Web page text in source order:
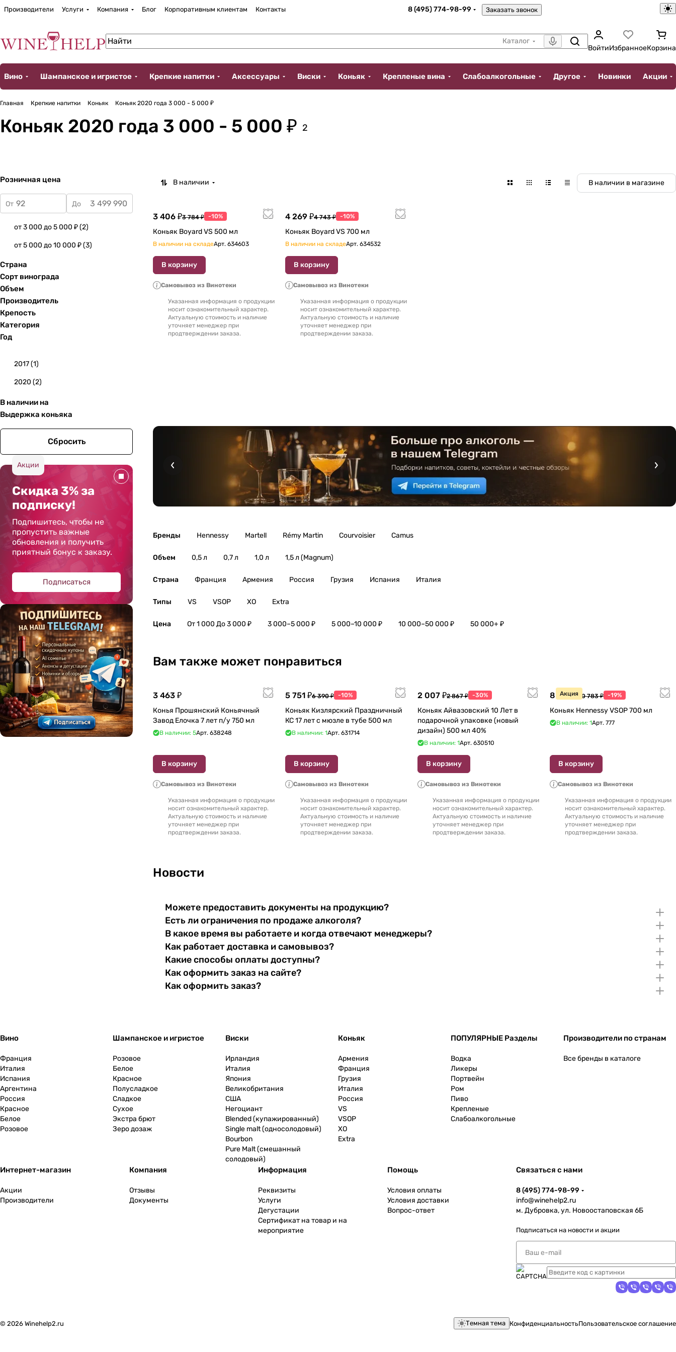
Производители Услуги Компания Блог Корпоративным клиентам Контакты 8 (495) 774-98-99 Заказать звонок
Каталог
ВойтиИзбранноеКорзина
Вино Шампанское и игристое Крепкие напитки Аксессуары Виски Коньяк Крепленые вина Слабоалкогольные Другое Новинки Акции
Главная Крепкие напитки Коньяк Коньяк 2020 года 3 000 - 5 000 ₽
Коньяк 2020 года 3 000 - 5 000 ₽ 2
Розничная цена
От До
от 3 000 до 5 000 ₽(2)
от 5 000 до 10 000 ₽(3)
Страна
Сорт винограда
Объем
Производитель
Крепость
Категория
Год
2017(1)
2020 (2)
В наличии на
Выдержка коньяка
Сбросить
Акции
Скидка 3% за
подписку!
Подпишитесь, чтобы не
пропустить важные
обновления и получить
приятный бонус к заказу.
Подписаться
В наличии В наличии в магазине
3 406 ₽3 784 ₽ -10%
Коньяк Boyard VS 500 мл
В наличии на складеАрт. 634603
В корзину
Самовывоз из Винотеки
Указанная информация о продукции
носит ознакомительный характер.
Актуальную стоимость и наличие
уточняет менеджер при
продтверждении заказа.
4 269 ₽4 743 ₽ -10%
Коньяк Boyard VS 700 мл
В наличии на складеАрт. 634532
В корзину
Самовывоз из Винотеки
Указанная информация о продукции
носит ознакомительный характер.
Актуальную стоимость и наличие
уточняет менеджер при
продтверждении заказа.
Бренды Hennessy Martell Rémy Martin Courvoisier Camus
Объем 0,5 л 0,7 л 1,0 л 1,5 л (Magnum)
Страна Франция Армения Россия Грузия Испания Италия
Типы VS VSOP XO Extra
Цена От 1 000 До 3 000 ₽ 3 000–5 000 ₽ 5 000–10 000 ₽ 10 000–50 000 ₽ 50 000+ ₽
Вам также может понравиться
3 463 ₽
Конья Прошянский Коньячный
Завод Елочка 7 лет п/у 750 мл
В наличии: 5Арт. 638248
В корзину
Самовывоз из Винотеки
Указанная информация о продукции
носит ознакомительный характер.
Актуальную стоимость и наличие
уточняет менеджер при
продтверждении заказа.
5 751 ₽6 390 ₽ -10%
Коньяк Кизлярский Праздничный
КС 17 лет с мюзле в тубе 500 мл
В наличии: 1Арт. 631714
В корзину
Самовывоз из Винотеки
Указанная информация о продукции
носит ознакомительный характер.
Актуальную стоимость и наличие
уточняет менеджер при
продтверждении заказа.
2 007 ₽2 867 ₽ -30%
Коньяк Айвазовский 10 Лет в
подарочной упаковке (новый
дизайн) 500 мл 40%
В наличии: 1Арт. 630510
В корзину
Самовывоз из Винотеки
Указанная информация о продукции
носит ознакомительный характер.
Актуальную стоимость и наличие
уточняет менеджер при
продтверждении заказа.
Акция
8 770 ₽ 10 783 ₽ -19%
Коньяк Hennessy VSOP 700 мл
В наличии: 1Арт. 777
В корзину
Самовывоз из Винотеки
Указанная информация о продукции
носит ознакомительный характер.
Актуальную стоимость и наличие
уточняет менеджер при
продтверждении заказа.
Новости
Можете предоставить документы на продукцию?
Есть ли ограничения по продаже алкоголя?
В какое время вы работаете и когда отвечают менеджеры?
Как работает доставка и самовывоз?
Какие способы оплаты доступны?
Как оформить заказ на сайте?
Как оформить заказ?
Вино
Франция
Италия
Испания
Аргентина
Россия
Красное
Белое
Розовое
Шампанское и игристое
Розовое
Белое
Красное
Полусладкое
Сладкое
Сухое
Экстра брют
Зеро дозаж
Виски
Ирландия
Италия
Япония
Великобритания
США
Негоциант
Blended (купажированный)
Single malt (односолодовый)
Bourbon
Pure Malt (смешанный
солодовый)
Коньяк
Армения
Франция
Грузия
Италия
Россия
VS
VSOP
XO
Extra
ПОПУЛЯРНЫЕ Разделы
Водка
Ликеры
Портвейн
Ром
Пиво
Крепленые
Слабоалкогольные
Производители по странам
Все бренды в каталоге
Интернет-магазин
Акции
Производители
Компания
Отзывы
Документы
Информация
Реквизиты
Услуги
Дегустации
Сертификат на товар и на
мероприятие
Помощь
Условия оплаты
Условия доставки
Вопрос-ответ
Связаться с нами
8 (495) 774-98-99
info@winehelp2.ru
м. Дубровка, ул. Новоостаповская 6Б
Подписаться на новости и акции
© 2026 Winehelp2.ru Темная тема КонфиденциальностьПользовательское соглашение